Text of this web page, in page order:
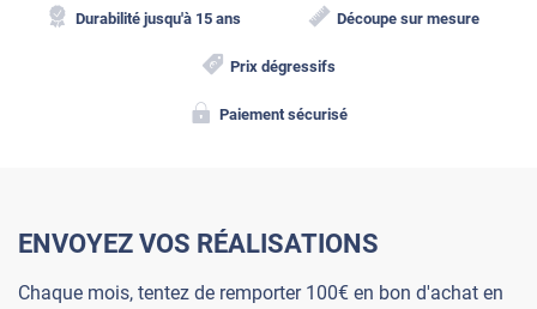
Durabilité jusqu'à 15 ans Découpe sur mesure
Prix dégressifs
Paiement sécurisé
ENVOYEZ VOS RÉALISATIONS
Chaque mois, tentez de remporter 100€ en bon d'achat en